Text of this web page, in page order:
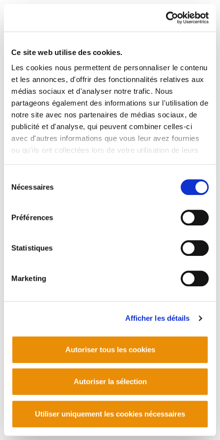
Ce site web utilise des cookies.
Les cookies nous permettent de personnaliser le contenu
et les annonces, d'offrir des fonctionnalités relatives aux
médias sociaux et d'analyser notre trafic. Nous
partageons également des informations sur l'utilisation de
notre site avec nos partenaires de médias sociaux, de
publicité et d'analyse, qui peuvent combiner celles-ci
avec d'autres informations que vous leur avez fournies
ou qu'ils ont collectées lors de votre utilisation de leurs
Nécessaires
Préférences
Statistiques
Marketing
Afficher les détails
Autoriser tous les cookies
Autoriser la sélection
Utiliser uniquement les cookies nécessaires
Astekaria 75
Astekaria 75.PDF8.0 MB
PLAN DU SITE ACCESSIBILITÉ CONTACT
Manu Robles-Arangiz Institutua Fundazioa
Corderliers karrika 20 - 64100 Baiona -
Contact